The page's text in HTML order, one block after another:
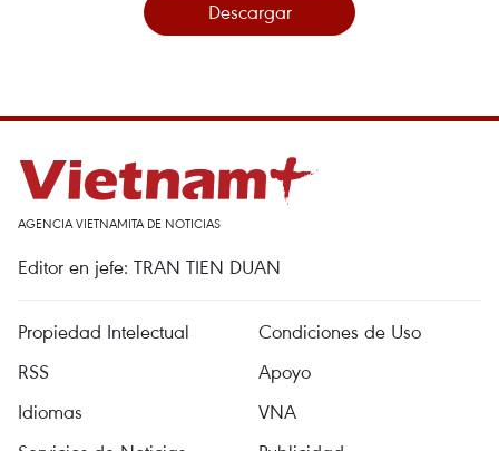
Descargar
AGENCIA VIETNAMITA DE NOTICIAS
Editor en jefe: TRAN TIEN DUAN
Propiedad Intelectual
Condiciones de Uso
RSS
Apoyo
Idiomas
VNA